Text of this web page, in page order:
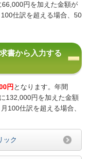
円を加えた金額が
仕訳を超える場合、50
書から入力する
円 となります。 年間
132,000円を加えた金額
100仕訳を超える場合、
ック